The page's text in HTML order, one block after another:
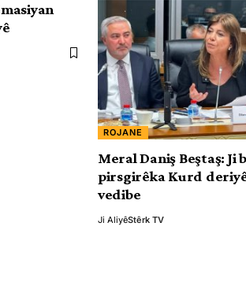
ROJANE
Meral Daniş Beştaş: Ji
pirsgirêka Kurd
vedibe
Ji AliyêStêrk TV